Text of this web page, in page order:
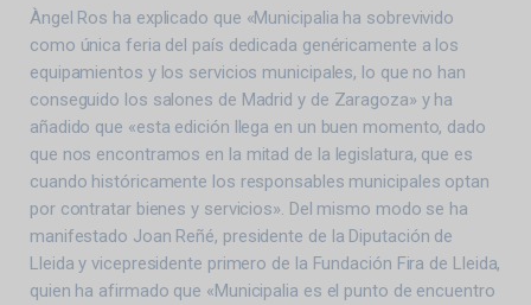
Àngel Ros ha explicado que «Municipalia ha sobrevivido
como única feria del país dedicada genéricamente a los
equipamientos y los servicios municipales, lo que no han
conseguido los salones de Madrid y de Zaragoza» y ha
añadido que «esta edición llega en un buen momento, dado
que nos encontramos en la mitad de la legislatura, que es
cuando históricamente los responsables municipales optan
por contratar bienes y servicios». Del mismo modo se ha
manifestado Joan Reñé, presidente de la Diputación de
Lleida y vicepresidente primero de la Fundación Fira de Lleida,
quien ha afirmado que «Municipalia es el punto de encuentro